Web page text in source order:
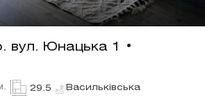
вул. Юнацька 1 •
29.5 Васильківська